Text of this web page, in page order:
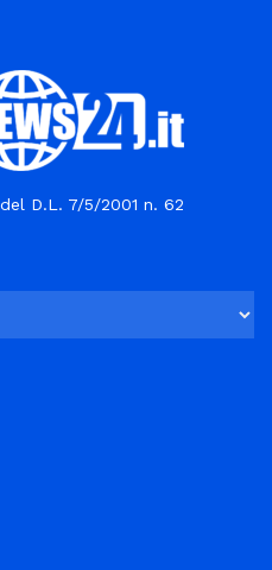
D.L. 7/5/2001 n. 62